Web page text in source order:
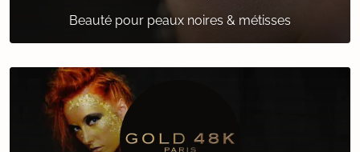
Beauté pour peaux noires & métisses